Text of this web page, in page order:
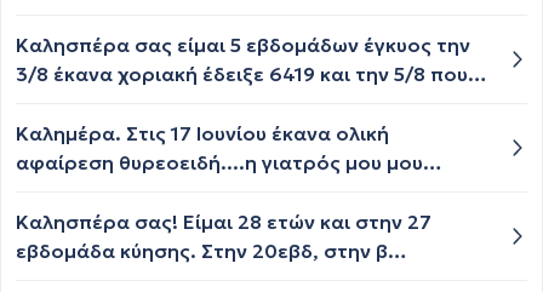
είναι ακίνδυνη για το έμβρυο;; Σας ευχαριστώ
πολύ.
Καλησπέρα σας είμαι 5 εβδομάδων έγκυος την
3/8 έκανα χοριακή έδειξε 6419 και την 5/8 που
η μονάδες και αυτό λίγο με ανησυχεί την
Δευτέρα έχω ραντεβού με τον γυναικολόγο για
ξανακάνω και αύριο μια χοριακή εξέταση;
Καλημέρα. Στις 17 Ιουνίου έκανα ολική
αφαίρεση θυρεοειδή....η γιατρός μου μου
ήταν χαμηλό...με αποτέλεσμα να έχω θέμα με
δυσκοιλιότητα...! Στις 27 μου ήρθε περίοδος και
Καλησπέρα σας! Είμαι 28 ετών και στην 27
εβδομάδα κύησης. Στην 20εβδ, στην β